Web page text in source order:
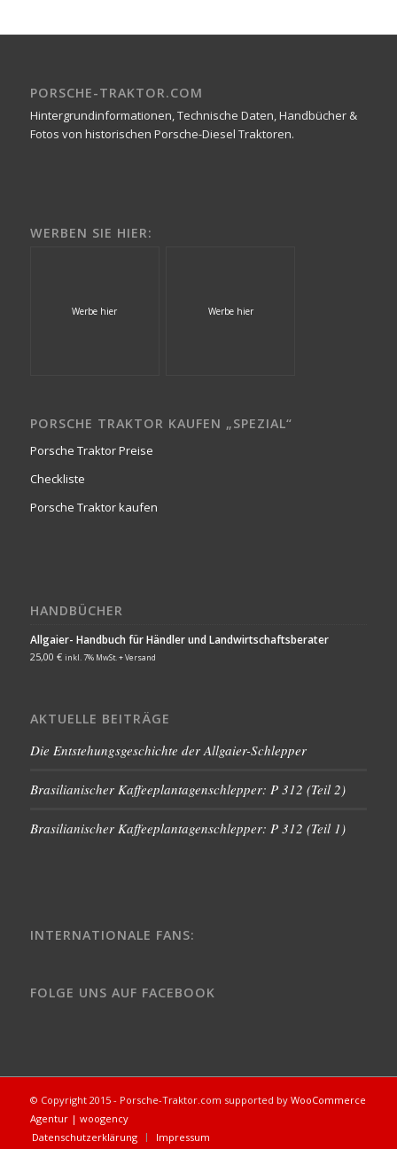
PORSCHE-TRAKTOR.COM
Hintergrundinformationen, Technische Daten, Handbücher &
Fotos von historischen Porsche-Diesel Traktoren.
WERBEN SIE HIER:
Werbe hier Werbe hier
PORSCHE TRAKTOR KAUFEN „SPEZIAL“
Porsche Traktor Preise
Checkliste
Porsche Traktor kaufen
HANDBÜCHER
Allgaier- Handbuch für Händler und Landwirtschaftsberater
25,00 € inkl. 7% MwSt. + Versand
AKTUELLE BEITRÄGE
Die Entstehungsgeschichte der Allgaier-Schlepper
Brasilianischer Kaffeeplantagenschlepper: P 312 (Teil 2)
Brasilianischer Kaffeeplantagenschlepper: P 312 (Teil 1)
INTERNATIONALE FANS:
FOLGE UNS AUF FACEBOOK
© Copyright 2015 - Porsche-Traktor.com supported by WooCommerce
Agentur | woogency
Datenschutzerklärung
Impressum